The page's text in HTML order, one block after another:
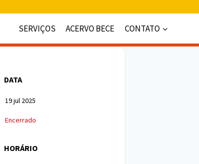
SERVIÇOS
ACERVO BECE CONTATO
DATA
19 jul 2025
Encerrado
HORÁRIO